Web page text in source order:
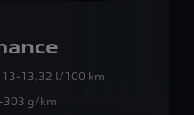
13-13,32 l/100 km
303 g/km